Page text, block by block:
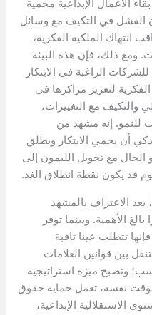
الأعمال الإبداعية محمية
الفشل في التكيف مع وسائل
انتهاك الملكية الفكرية،
ومع ذلك، فإن هذه البيئة
الراغبة في الابتكار
لتعزيز مراكزها في
والتكيف مع التغييرات،
للنمو. إنه مشهد من
أن يحمي الابتكار ويطلق
مع تحويل الليمون إلى
قد يكون نقطة انطلاق الغد.
يعد الاعتراف بالمشهد
الأهمية. وبينما توفر
تتطلب عينا ثاقبة
بين قوانين العلامات
وتصبح ميزة استراتيجية
نفسه، تعمل حماية حقوق
الاستقلالية الإبداعية،